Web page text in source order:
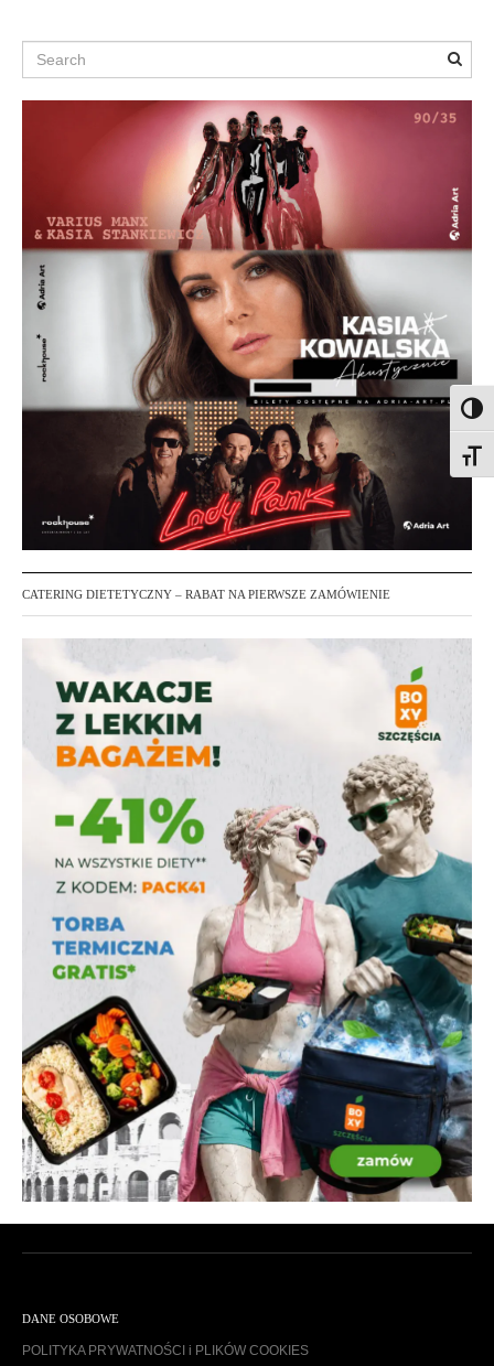
Search
CATERING DIETETYCZNY – RABAT NA PIERWSZE ZAMÓWIENIE
DANE OSOBOWE
POLITYKA PRYWATNOŚCI i PLIKÓW COOKIES